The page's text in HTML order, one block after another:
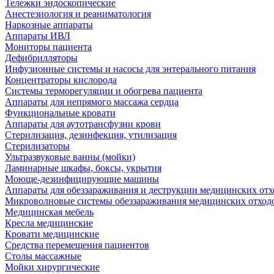
Тележки эндоскопические
Анестезиология и реаниматология
Наркозные аппараты
Аппараты ИВЛ
Мониторы пациента
Дефибрилляторы
Инфузионные системы и насосы для энтерального питания
Концентраторы кислорода
Системы терморегуляции и обогрева пациента
Аппараты для непрямого массажа сердца
Функциональные кровати
Аппараты для аутотрансфузии крови
Стерилизация, дезинфекция, утилизация
Стерилизаторы
Ультразвуковые ванны (мойки)
Ламинарные шкафы, боксы, укрытия
Моюще-дезинфицирующие машины
Аппараты для обеззараживания и деструкции медицинских
Микроволновые системы обеззараживания медицинских
Медицинская мебель
Кресла медицинские
Кровати медицинские
Средства перемещения пациентов
Столы массажные
Мойки хирургические